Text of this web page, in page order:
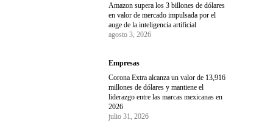
Amazon supera los 3 billones de dólares
en valor de mercado impulsada por el
auge de la inteligencia artificial
agosto 3, 2026
Empresas
Corona Extra alcanza un valor de 13,916
millones de dólares y mantiene el
liderazgo entre las marcas mexicanas en
2026
julio 31, 2026